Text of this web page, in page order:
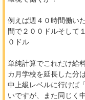
例えば週４０時間働い
間で２００ドルそし
０ドル
単純計算でこれだけ給
カ月学校を延長した分
中上級レベルに行けば
いですが、また同じく